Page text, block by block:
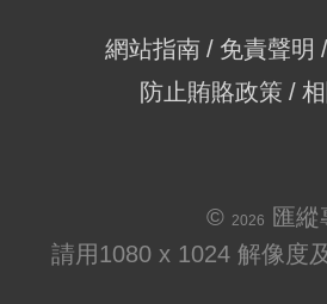
網站指南 免責聲明
防止賄賂政策
© 2026
匯
請用1080 x 1024 解像度